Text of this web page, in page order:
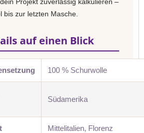
bis zur letzten Masche.
auf einen Blick
100 % Schurwolle
Südamerika
Mittelitalien, Florenz